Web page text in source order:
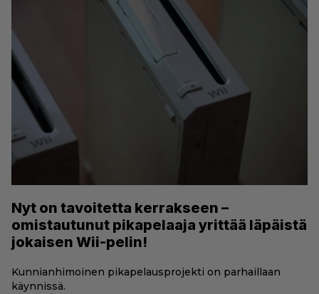
Nyt on tavoitetta kerrakseen –
omistautunut pikapelaaja yrittää läpäistä
jokaisen Wii-pelin!
Kunnianhimoinen pikapelausprojekti on parhaillaan
käynnissä.